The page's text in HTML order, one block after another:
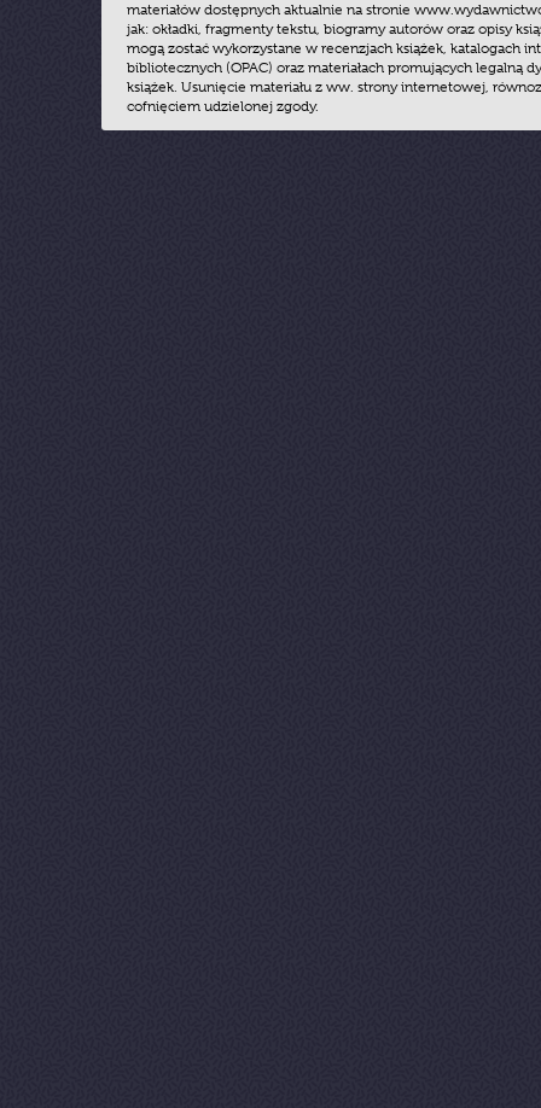
materiałów dostępnych aktualnie na stronie
jak: okładki, fragmenty tekstu, biogramy autorów oraz opisy
mogą zostać wykorzystane w recenzjach książek, katalogach
bibliotecznych (OPAC) oraz materiałach promujących legalną
książek. Usunięcie materiału z ww. strony internetowej,
cofnięciem udzielonej zgody.